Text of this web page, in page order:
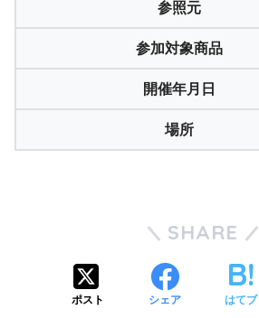
参照元
参加対象商品
開催年月日
場所
SHARE
ポスト シェア はてブ